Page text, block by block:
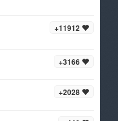
+11912
+3166
+2028